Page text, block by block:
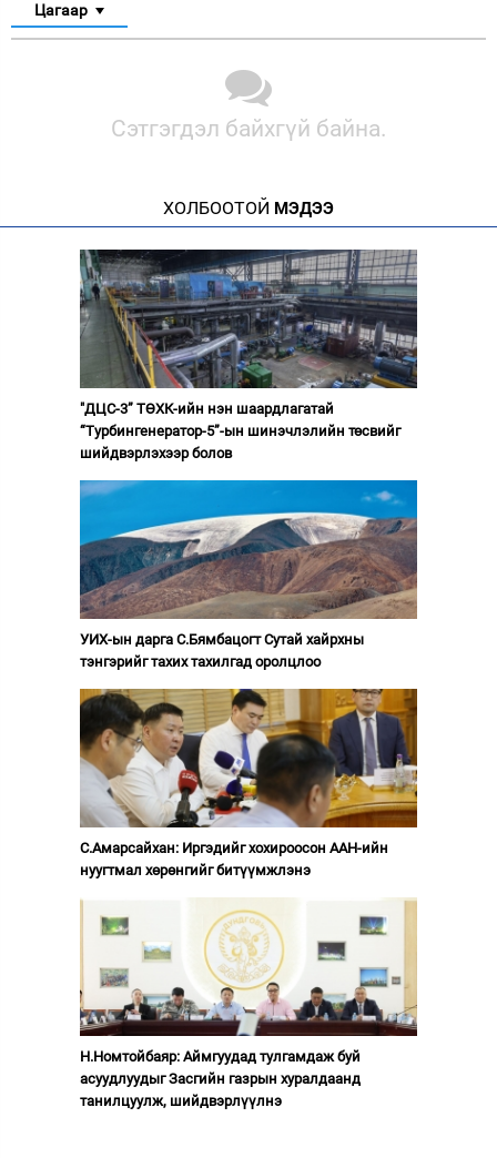
Цагаар
Сэтгэгдэл байхгүй байна.
ХОЛБООТОЙ МЭДЭЭ
"ДЦС-3” ТӨХК-ийн нэн шаардлагатай
“Турбингенератор-5”-ын шинэчлэлийн төсвийг
шийдвэрлэхээр болов
УИХ-ын дарга С.Бямбацогт Сутай хайрхны
тэнгэрийг тахих тахилгад оролцлоо
С.Амарсайхан: Иргэдийг хохироосон ААН-ийн
нуугтмал хөрөнгийг битүүмжлэнэ
Н.Номтойбаяр: Аймгуудад тулгамдаж буй
асуудлуудыг Засгийн газрын хуралдаанд
танилцуулж, шийдвэрлүүлнэ